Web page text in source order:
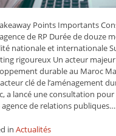
Points Importants
de RP Durée de douze
nationale et internationale
rigoureux Un acteur
durable au Maroc
clé de l’aménagement
a lancé une consultation pour
agence de relations
in Actualités